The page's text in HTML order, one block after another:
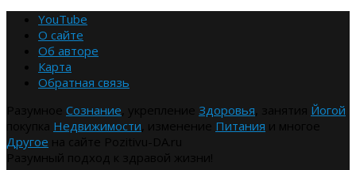
YouTube
О сайте
Об авторе
Карта
Обратная связь
Сознание Здоровья
Йогой
Недвижимости Питания
Другое